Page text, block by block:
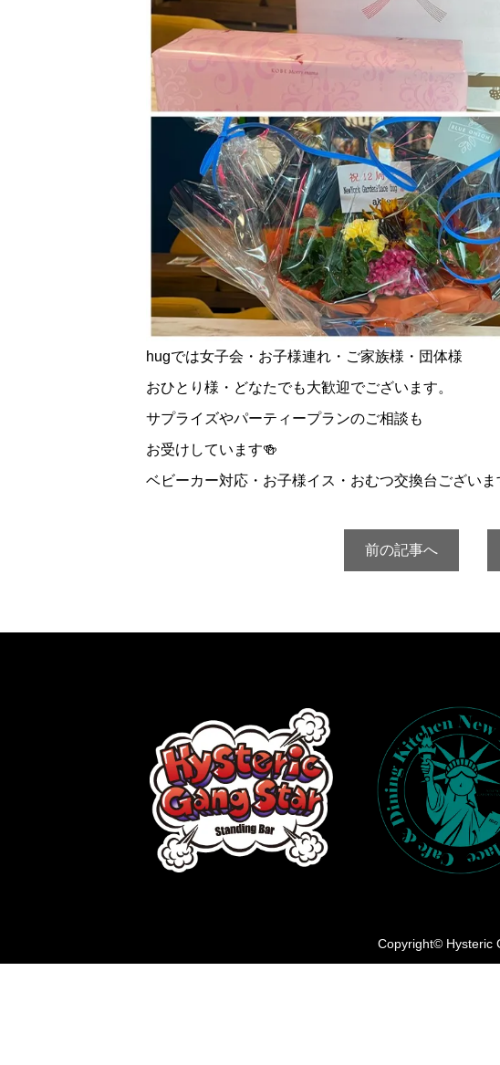
hugでは女子会・お子様連れ・ご家族様・団体様
おひとり様・どなたでも大歓迎でございます。
サプライズやパーティープランのご相談も
お受けしています🍻
ベビーカー対応・お子様イス・おむつ交換台ございま
前の記事へ
Copyright© Hysteric